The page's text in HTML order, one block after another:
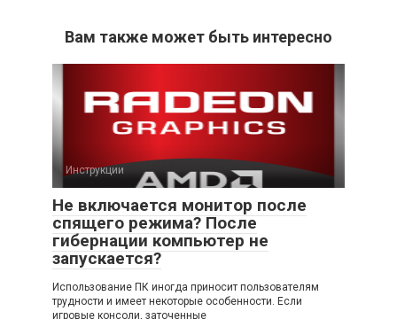
Вам также может быть интересно
Инструкции
Не включается монитор после
спящего режима? После
гибернации компьютер не
запускается?
Использование ПК иногда приносит пользователям
трудности и имеет некоторые особенности. Если
игровые консоли, заточенные